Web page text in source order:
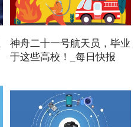
神舟二十一号航天员，毕业
于这些高校！_每日快报